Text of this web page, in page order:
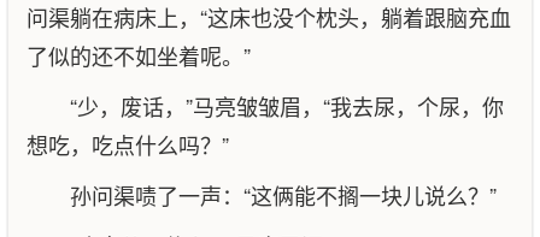
问渠躺在病床上，“这床也没个枕头，躺着跟脑充血
了似的还不如坐着呢。”
“少，废话，”马亮皱皱眉，“我去尿，个尿，你
想吃，吃点什么吗？”
孙问渠啧了一声：“这俩能不搁一块儿说么？”